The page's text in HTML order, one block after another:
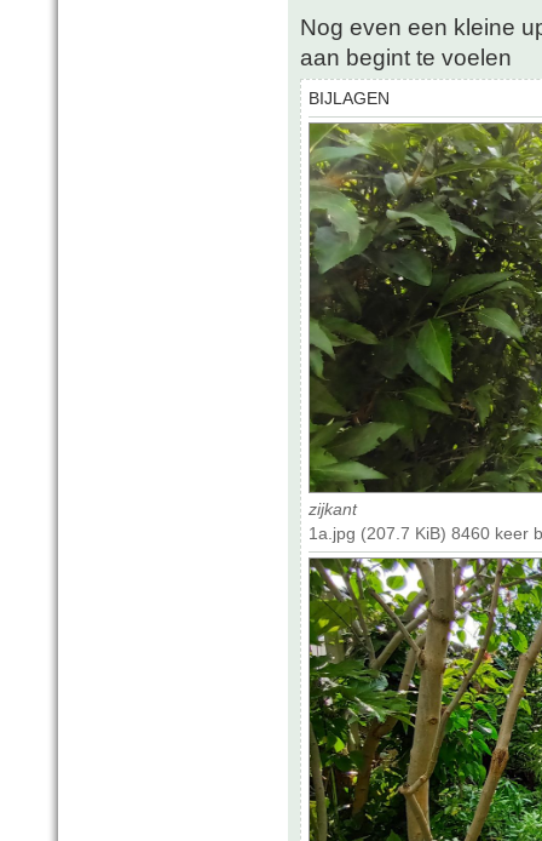
Nog even een kleine
aan begint te voelen
BIJLAGEN
zijkant
1a.jpg (207.7 KiB) 8460 keer